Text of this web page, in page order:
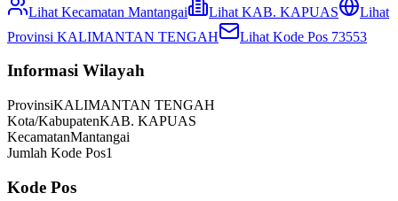
Lihat Kecamatan Mantangai Lihat KAB. KAPUAS
Lihat
Provinsi KALIMANTAN TENGAH Lihat Kode Pos 73553
Informasi Wilayah
ProvinsiKALIMANTAN TENGAH
Kota/KabupatenKAB. KAPUAS
KecamatanMantangai
Jumlah Kode Pos1
Kode Pos